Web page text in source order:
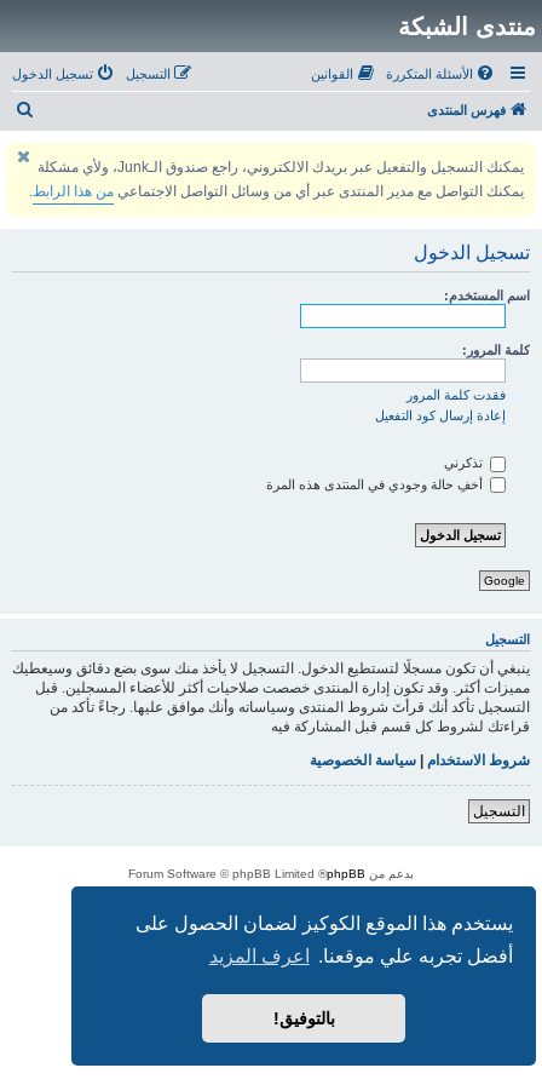
يستخدم هذا الموقع الكوكيز لضمان الحصول على
أفضل تجربه علي موقعنا.
اعرف المزيد
بالتوفيق!
منتدى الشبكة
الأسئلة المتكررة القوانين تسجيل الدخول التسجيل
فهرس المنتدى
يمكنك التسجيل والتفعيل عبر بريدك الالكتروني، راجع صندوق الـJunk، ولأي مشكلة
يمكنك التواصل مع مدير المنتدى عبر أي من وسائل التواصل الاجتماعي من هذا الرابط.
تسجيل الدخول
اسم المستخدم:
كلمة المرور:
فقدت كلمة المرور
إعادة إرسال كود التفعيل
تذكرني
أخفِ حالة وجودي في المنتدى هذه المرة
Google
التسجيل
ينبغي أن تكون مسجلًا لتستطيع الدخول. التسجيل لا يأخذ منك سوى بضع دقائق وسيعطيك
مميزات أكثر. وقد تكون إدارة المنتدى خصصت صلاحيات أكثر للأعضاء المسجلين. قبل
التسجيل تأكد أنك قرأتَ شروط المنتدى وسياساته وأنك موافق عليها. رجاءً تأكد من
قراءتك لشروط كل قسم قبل المشاركة فيه
شروط الاستخدام | سياسة الخصوصية
التسجيل
بدعم من phpBB
® Forum Software © phpBB Limited
الخصوصية
الشروط